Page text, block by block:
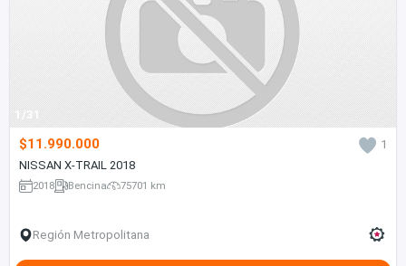
1/31
$11.990.000
1
NISSAN X-TRAIL 2018
2018 Bencina 75701 km
Región Metropolitana